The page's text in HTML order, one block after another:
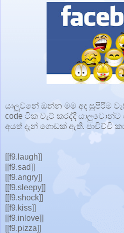
යාලුවනේ ඔන්න මම අද සුපිරිම
code ටික චැට් කරද්දී
අයත් දැන් ගොඩක් ඇති. පාවිච්චි
[[f9.laugh]]
[[f9.sad]]
[[f9.angry]]
[[f9.sleepy]]
[[f9.shock]]
[[f9.kiss]]
[[f9.inlove]]
[[f9.pizza]]